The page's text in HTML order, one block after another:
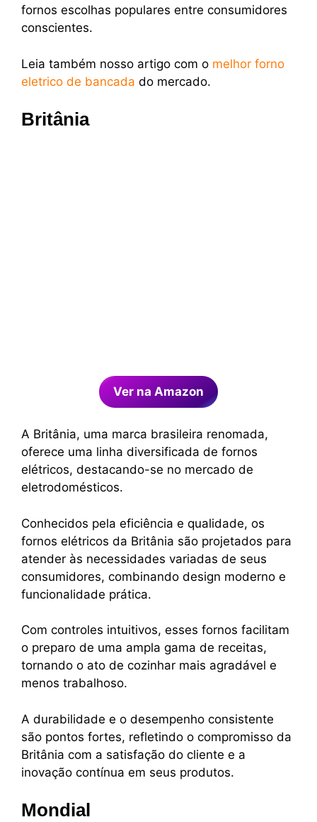
fornos escolhas populares entre consumidores
conscientes.
Leia também nosso artigo com o melhor forno
eletrico de bancada do mercado.
Britânia
Ver na Amazon
A Britânia, uma marca brasileira renomada,
oferece uma linha diversificada de fornos
elétricos, destacando-se no mercado de
eletrodomésticos.
Conhecidos pela eficiência e qualidade, os
fornos elétricos da Britânia são projetados para
atender às necessidades variadas de seus
consumidores, combinando design moderno e
funcionalidade prática.
Com controles intuitivos, esses fornos facilitam
o preparo de uma ampla gama de receitas,
tornando o ato de cozinhar mais agradável e
menos trabalhoso.
A durabilidade e o desempenho consistente
são pontos fortes, refletindo o compromisso da
Britânia com a satisfação do cliente e a
inovação contínua em seus produtos.
Mondial